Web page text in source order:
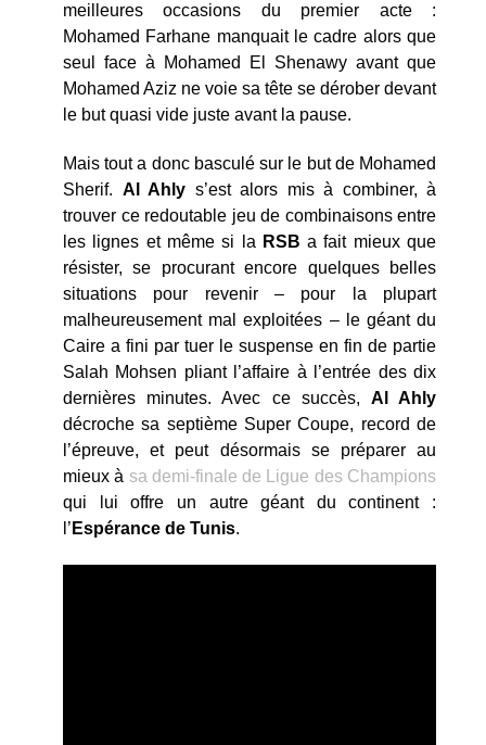
meilleures occasions du premier acte :
Mohamed Farhane manquait le cadre alors que
seul face à Mohamed El Shenawy avant que
Mohamed Aziz ne voie sa tête se dérober devant
le but quasi vide juste avant la pause.
Mais tout a donc basculé sur le but de Mohamed
Sherif. Al Ahly s’est alors mis à combiner, à
trouver ce redoutable jeu de combinaisons entre
les lignes et même si la RSB a fait mieux que
résister, se procurant encore quelques belles
situations pour revenir – pour la plupart
malheureusement mal exploitées – le géant du
Caire a fini par tuer le suspense en fin de partie
Salah Mohsen pliant l’affaire à l’entrée des dix
dernières minutes. Avec ce succès, Al Ahly
décroche sa septième Super Coupe, record de
l’épreuve, et peut désormais se préparer au
mieux à sa demi-finale de Ligue des Champions
qui lui offre un autre géant du continent :
l’ Espérance de Tunis.